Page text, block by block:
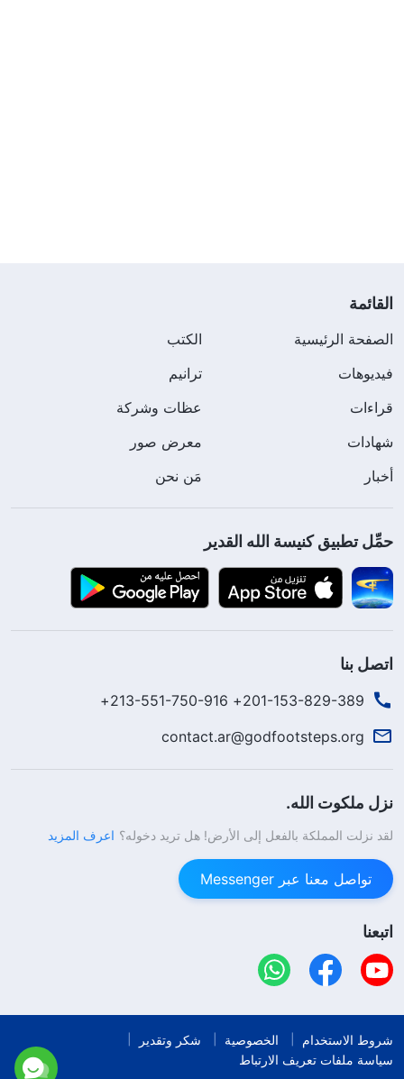
القائمة
الصفحة الرئيسية
الكتب
فيديوهات
ترانيم
قراءات
عظات وشركة
شهادات
معرض صور
أخبار
مَن نحن
حمِّل تطبيق كنيسة الله القدير
اتصل بنا
201-153-829-389+ 213-551-750-916+
contact.ar@godfootsteps.org
نزل ملكوت الله.
لقد نزلت المملكة بالفعل إلى الأرض! هل تريد دخوله؟ اعرف المزيد
تواصل معنا عبر Messenger
اتبعنا
شروط الاستخدام الخصوصية
شكر وتقدير
سياسة ملفات تعريف الارتباط